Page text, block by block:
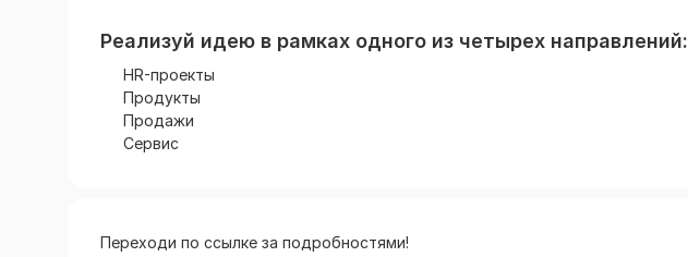
Реализуй идею в рамках одного из четырех направлений:
HR-проекты
Продукты
Продажи
Сервис
Переходи по ссылке за подробностями!